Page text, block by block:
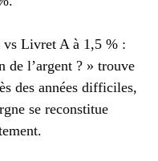
Livret A à 1,5 % :
de l’argent ? » trouve
des années difficiles,
se reconstitue